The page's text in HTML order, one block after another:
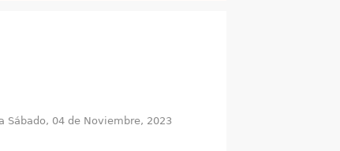
Sábado, 04 de Noviembre, 2023